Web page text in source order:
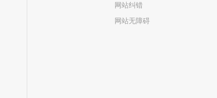
网站纠错
网站无障碍